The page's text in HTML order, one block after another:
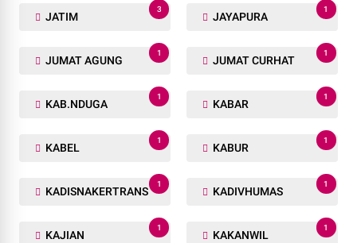
JATIM
3
JAYAPURA
1
JUMAT AGUNG
1
JUMAT CURHAT
1
KAB.NDUGA
1
KABAR
1
KABEL
1
KABUR
1
KADISNAKERTRANS
1
KADIVHUMAS
1
KAJIAN
1
KAKANWIL
1